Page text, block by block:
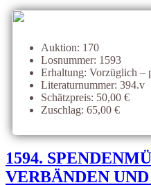
Auktion: 170
Losnummer: 1593
Erhaltung: Vorzüglich –
Literaturnummer: 394.v
Schätzpreis: 50,00 €
Zuschlag: 65,00 €
1594.
VERBÄNDEN